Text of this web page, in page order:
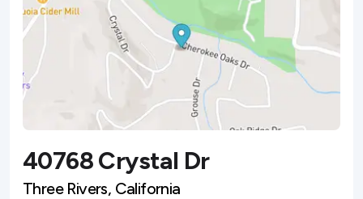
40768 Crystal Dr
Three Rivers, California